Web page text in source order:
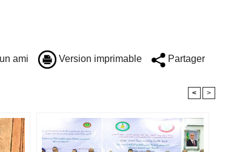
ami Version imprimable Partager
< >